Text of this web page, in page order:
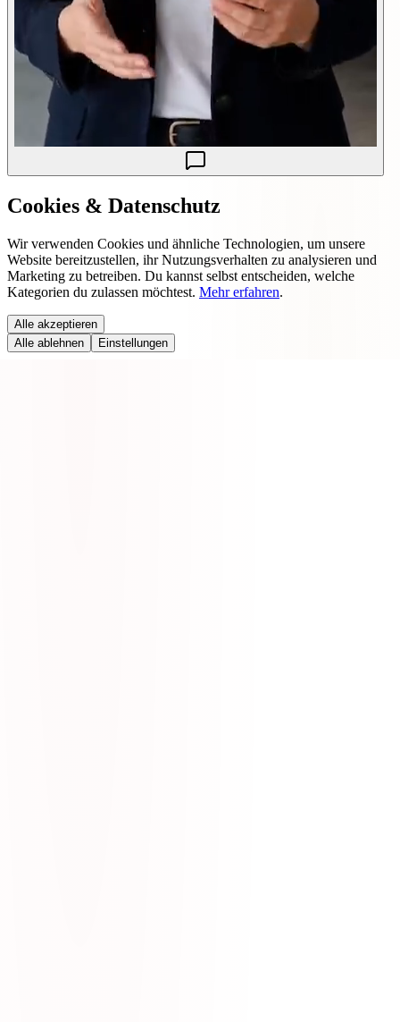
Cookies & Datenschutz
Wir verwenden Cookies und ähnliche Technologien, um unsere
Website bereitzustellen, ihr Nutzungsverhalten zu analysieren und
Marketing zu betreiben. Du kannst selbst entscheiden, welche
Kategorien du zulassen möchtest. Mehr erfahren.
Alle akzeptieren
Alle ablehnen
Einstellungen